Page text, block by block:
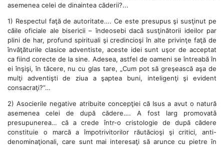
asemenea celei de dinaintea căderii?...
1) Respectul faţă de autoritate…. Ce este presupus şi susţinut pe
căile oficiale ale bisericii – îndeosebi dacă susţinătorii ideilor par
plini de har, profund spirituali şi credincioşi în alte privinţe faţă de
învăţăturile clasice adventiste, aceste idei sunt uşor de acceptat
ca fiind corecte de la sine. Adesea, astfel de oameni se întreabă în
ei înşişi, în tăcere, nu cu glas tare, „Cum pot să greşească aşa de
mulţi adventişti de ziua a şaptea buni, inteligenţi şi evident
consacraţi?”…
2) Asocierile negative atribuite concepţiei că Isus a avut o natură
asemenea celei de după cădere…. A fost larg promovată
presupunerea… că a crede într-o cristologie de după cădere
constituie o marcă a împotrivitorilor răutăcioşi şi critici, anti-
denominaţionali, care sunt mai interesaţi să arunce cu pietre în